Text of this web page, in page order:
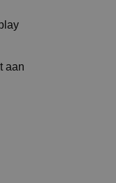
aan